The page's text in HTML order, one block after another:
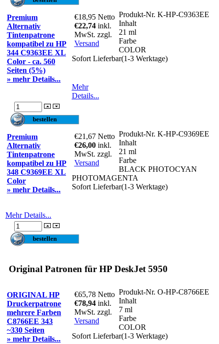
Premium
Alternativ
Tintenpatrone
kompatibel zu HP
344 C9363EE XL
Color - ca. 560
Seiten (5%)
» mehr Details...
€18,95 Netto
€22,74 inkl.
MwSt. zzgl.
Versand
Produkt-Nr. K-HP-C9363EE
Inhalt
21 ml
Farbe
COLOR
Sofort Lieferbar(1-3 Werktage)
Mehr
Details...
Premium
Alternativ
Tintenpatrone
kompatibel zu HP
348 C9369EE XL
Color
» mehr Details...
€21,67 Netto
€26,00 inkl.
MwSt. zzgl.
Versand
Produkt-Nr. K-HP-C9369EE
Inhalt
21 ml
Farbe
BLACK PHOTOCYAN
PHOTOMAGENTA
Sofort Lieferbar(1-3 Werktage)
Mehr Details...
Original Patronen für HP DeskJet 5950
ORIGINAL HP
Druckerpatrone
mehrere Farben
C8766EE 343
~330 Seiten
» mehr Details...
€65,78 Netto
€78,94 inkl.
MwSt. zzgl.
Versand
Produkt-Nr. O-HP-C8766EE
Inhalt
7 ml
Farbe
COLOR
Sofort Lieferbar(1-3 Werktage)